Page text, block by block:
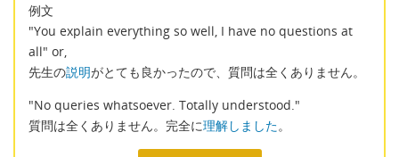
例文
"You explain everything so well, I have no questions at
all" or,
先生の説明がとても良かったので、質問は全くありません。
"No queries whatsoever. Totally understood."
質問は全くありません。完全に理解しました。